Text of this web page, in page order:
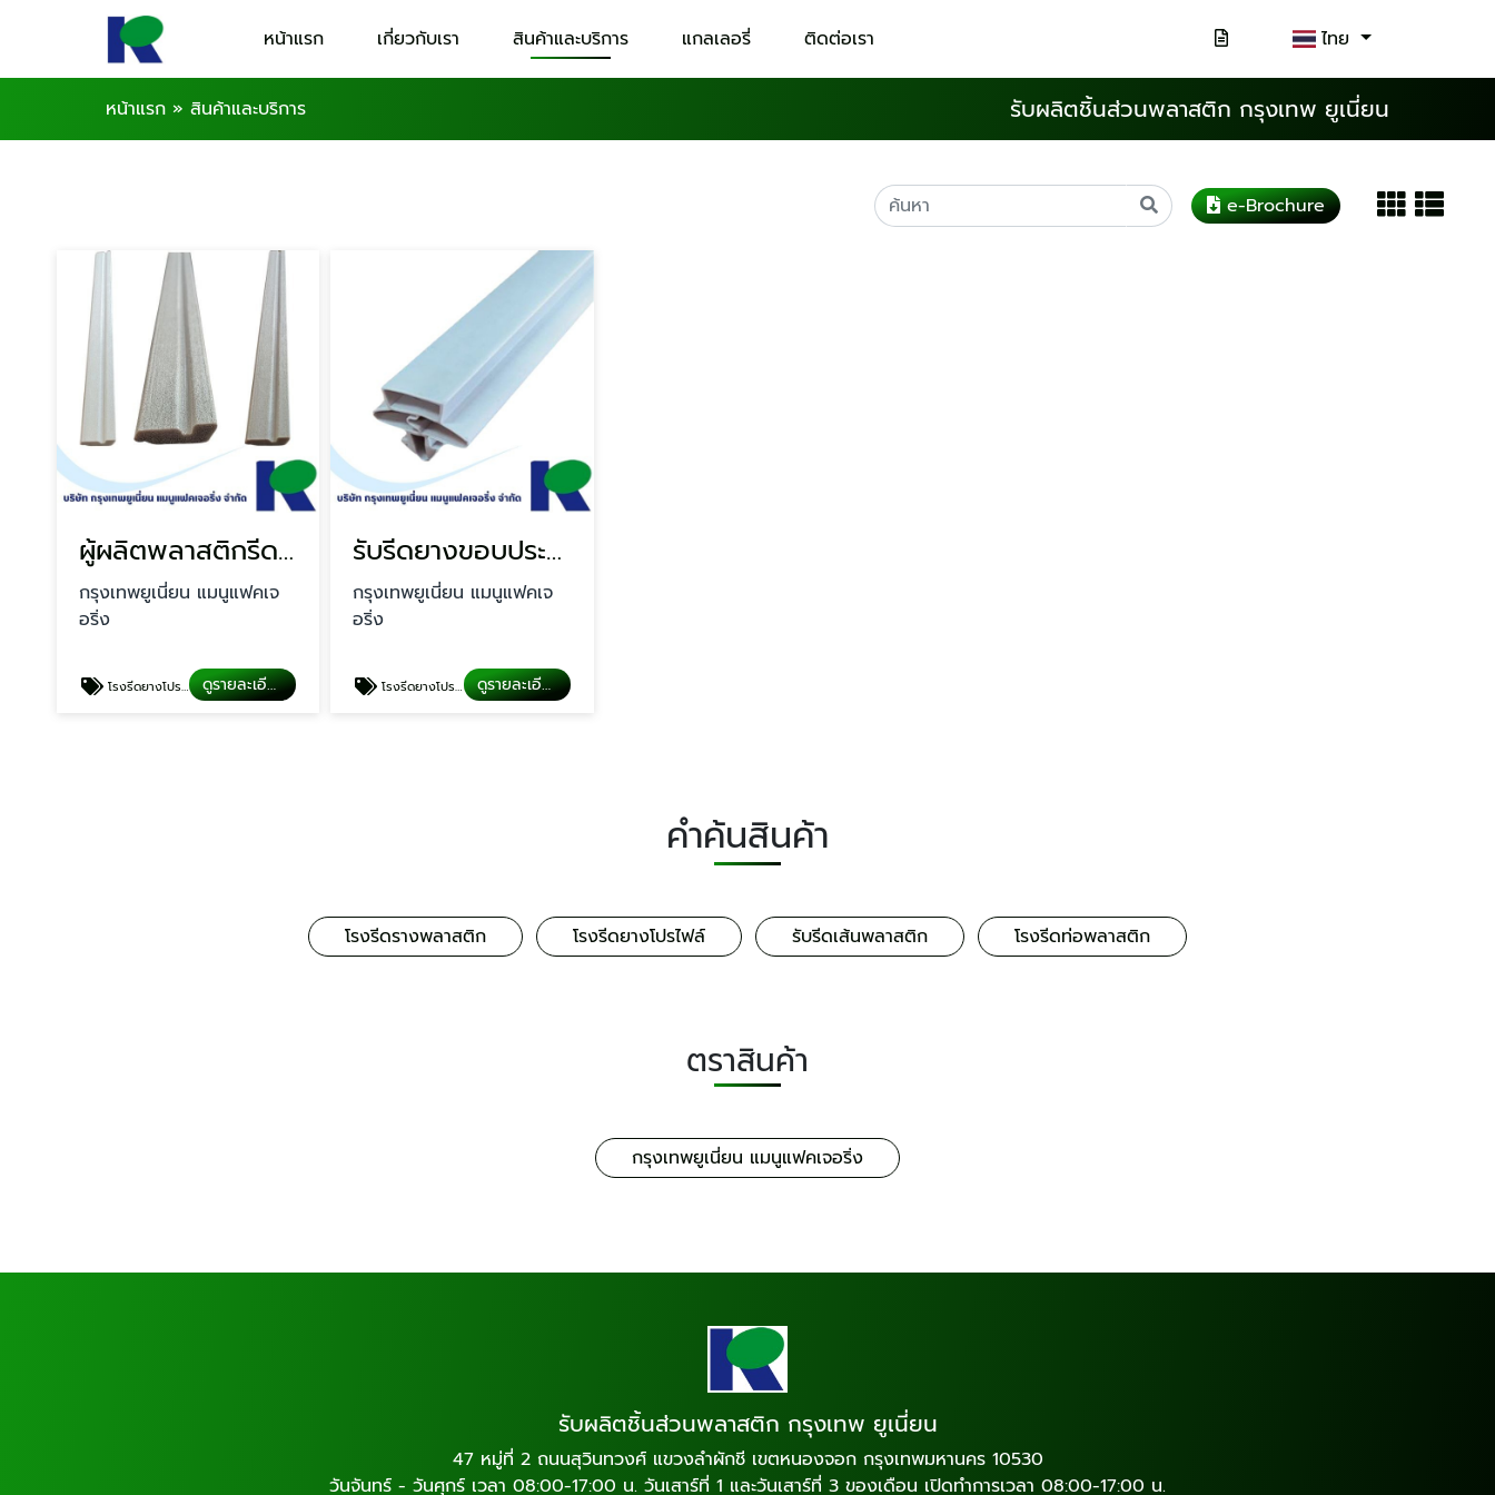
หน้าแรก เกี่ยวกับเรา สินค้าและบริการ แกลเลอรี่ ติดต่อเรา ไทย
หน้าแรก » สินค้าและบริการ รับผลิตชิ้นส่วนพลาสติก กรุงเทพ ยูเนี่ยน
e-Brochure
ผู้ผลิตพลาสติกรีดเส้นโปรไฟล์
กรุงเทพยูเนี่ยน แมนูแฟคเจ
อริ่ง
โรงรีดยางโปรไฟล์ ดูรายละเอียด
รับรีดยางขอบประตูตู้เย็น ยางขอบตู้แช่แข็ง
กรุงเทพยูเนี่ยน แมนูแฟคเจ
อริ่ง
โรงรีดยางโปรไฟล์ ดูรายละเอียด
คำค้นสินค้า
โรงรีดรางพลาสติก โรงรีดยางโปรไฟล์ รับรีดเส้นพลาสติก โรงรีดท่อพลาสติก
ตราสินค้า
กรุงเทพยูเนี่ยน แมนูแฟคเจอริ่ง
รับผลิตชิ้นส่วนพลาสติก กรุงเทพ ยูเนี่ยน
47 หมู่ที่ 2 ถนนสุวินทวงศ์ แขวงลำผักชี เขตหนองจอก กรุงเทพมหานคร 10530
วันจันทร์ - วันศุกร์ เวลา 08:00-17:00 น. วันเสาร์ที่ 1 และวันเสาร์ที่ 3 ของเดือน เปิดทำการเวลา 08:00-17:00 น.